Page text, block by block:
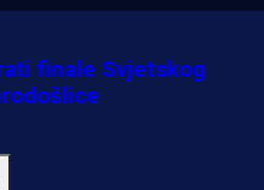
finale Svjetskog